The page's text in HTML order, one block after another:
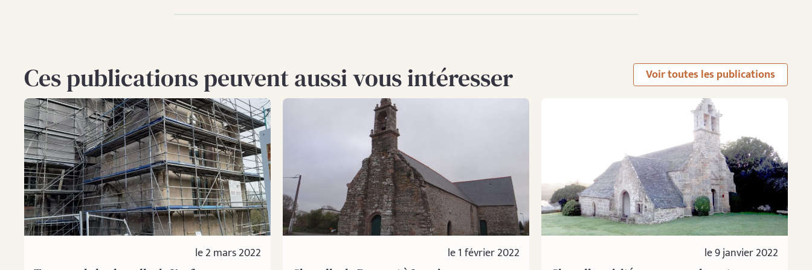
Ces publications peuvent aussi vous intéresser Voir toutes les publications
le 2 mars 2022 le 1 février 2022 le 9 janvier 2022